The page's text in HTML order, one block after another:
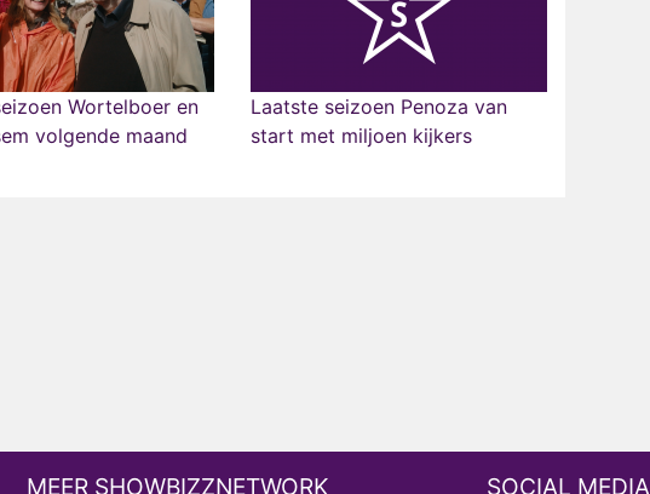
Wortelboer en
volgende maand
Laatste seizoen Penoza van
start met miljoen kijkers
MEER SHOWBIZZNETWORK SOCIAL MEDIA